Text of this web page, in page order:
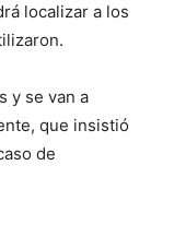
localizar a los
y se van a
que insistió
de